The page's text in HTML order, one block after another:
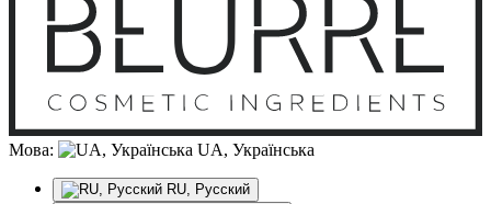
Мова: UA, Українська
RU, Русский